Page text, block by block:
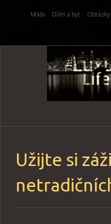
Móda Dům a byt Obrázky
Skip
Užijte si